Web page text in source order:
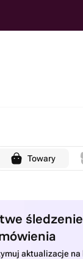
Towary
śledzenie
aktualizacje na